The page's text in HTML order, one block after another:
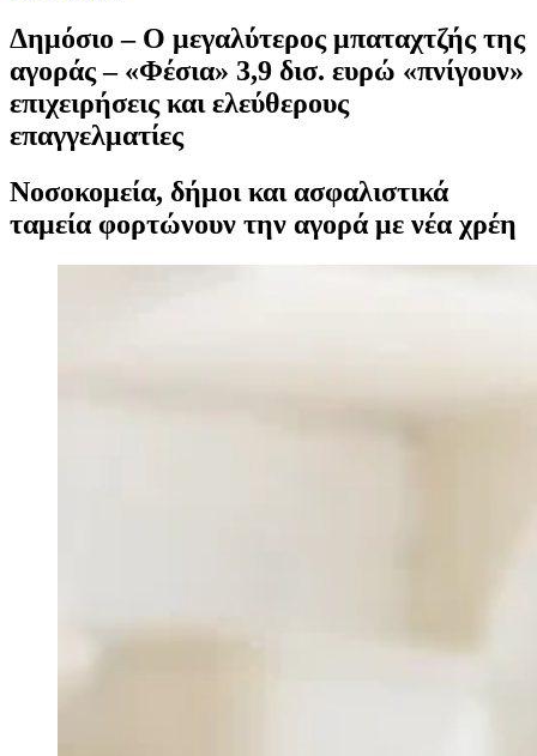
Δημόσιο – Ο μεγαλύτερος μπαταχτζής της
αγοράς – «Φέσια» 3,9 δισ. ευρώ «πνίγουν»
επιχειρήσεις και ελεύθερους
επαγγελματίες
Νοσοκομεία, δήμοι και ασφαλιστικά
ταμεία φορτώνουν την αγορά με νέα χρέη